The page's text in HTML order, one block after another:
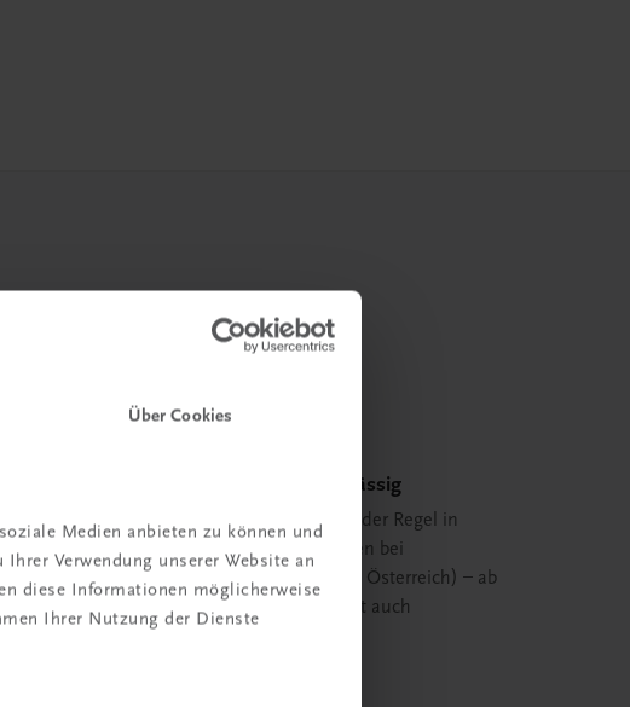
Über Cookies
Medien anbieten zu können und
Verwendung unserer Website an
diese Informationen möglicherweise
Ihrer Nutzung der Dienste
Schnell und zuverlässig
Ihre Bestellung ist in der Regel in
spätestens 48 Stunden bei
Ihnen (innerhalb von Österreich) – ab
29,00 EUR Bestellwert auch